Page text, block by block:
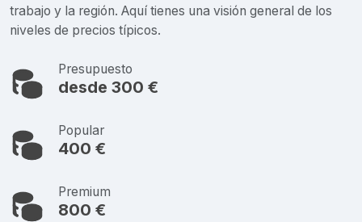
trabajo y la región. Aquí tienes una visión general de los
niveles de precios típicos.
Presupuesto
desde 300 €
Popular
400 €
Premium
800 €